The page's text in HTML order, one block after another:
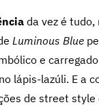
da vez é tudo,
Luminous Blue
e
lápis-lazúli. E a
de street style